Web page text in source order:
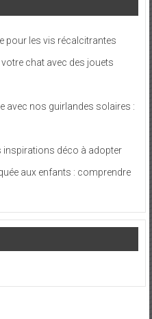
pour les vis récalcitrantes
chat avec des jouets
avec nos guirlandes solaires :
inspirations déco à adopter
aux enfants : comprendre